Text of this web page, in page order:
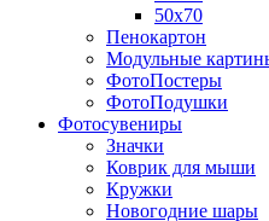
50х70
Пенокартон
Модульные
ФотоПостеры
ФотоПодушки
Фотоcувениры
Значки
Коврик для мыши
Кружки
Новогодние шары